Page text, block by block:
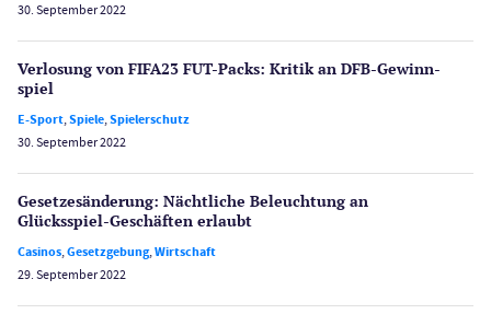
30. September 2022
Verlosung von FIFA23 FUT-Packs: Kritik an DFB-Gewinn­
spiel
E-Sport,Spiele,Spielerschutz
30. September 2022
Gesetzes­änderung: Nächtliche Beleuch­tung an
Glücksspiel-Geschäften erlaubt
Casinos,Gesetzgebung,Wirtschaft
29. September 2022